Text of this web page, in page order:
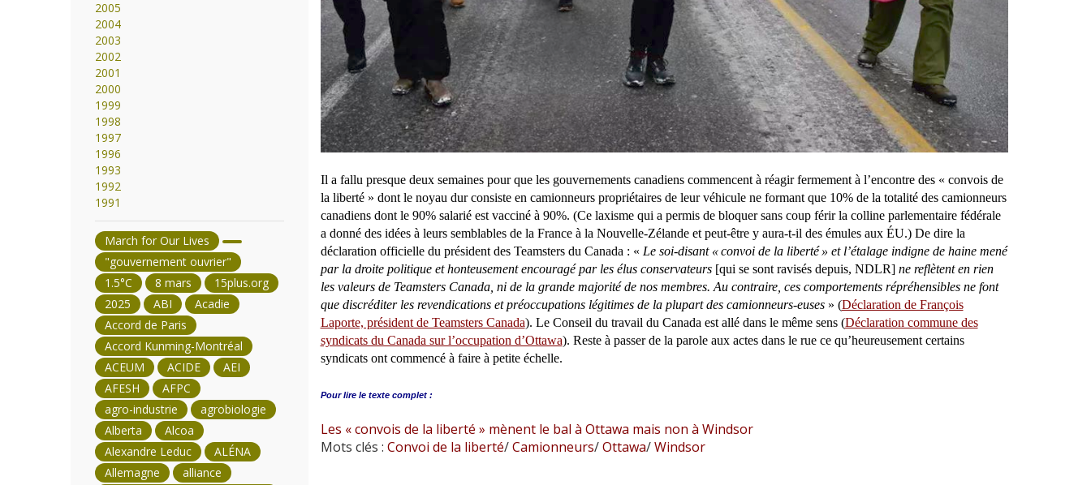
Il a fallu presque deux semaines pour que les gouvernements canadiens commencent à réagir fermement à l’encontre des « convois de
la liberté » dont le noyau dur consiste en camionneurs propriétaires de leur véhicule ne formant que 10% de la totalité des camionneurs
canadiens dont le 90% salarié est vacciné à 90%. (Ce laxisme qui a permis de bloquer sans coup férir la colline parlementaire fédérale
a donné des idées à leurs semblables de la France à la Nouvelle-Zélande et peut-être y aura-t-il des émules aux ÉU.) De dire la
déclaration officielle du président des Teamsters du Canada : « Le soi-disant « convoi de la liberté » et l’étalage indigne de haine mené
par la droite politique et honteusement encouragé par les élus conservateurs [qui se sont ravisés depuis, NDLR]ne reflètent en rien
les valeurs de Teamsters Canada, ni de la grande majorité de nos membres. Au contraire, ces comportements répréhensibles ne font
que discréditer les revendications et préoccupations légitimes de la plupart des camionneurs-euses» (Déclaration de François
Laporte, président de Teamsters Canada). Le Conseil du travail du Canada est allé dans le même sens (Déclaration commune des
syndicats du Canada sur l’occupation d’Ottawa). Reste à passer de la parole aux actes dans le rue ce qu’heureusement certains
syndicats ont commencé à faire à petite échelle.
Pour lire le texte complet :
Les « convois de la liberté » mènent le bal à Ottawa mais non à Windsor
Mots clés : Convoi de la liberté/Camionneurs/Ottawa/Windsor
2005
2004
2003
2002
2001
2000
1999
1998
1997
1996
1993
1992
1991
March for Our Lives
"gouvernement ouvrier"
1.5°C
8 mars
15plus.org
2025
ABI
Acadie
Accord de Paris
Accord Kunming-Montréal
ACEUM
ACIDE
AEI
AFESH
AFPC
agro-industrie
agrobiologie
Alberta
Alcoa
Alexandre Leduc
ALÉNA
Allemagne
alliance